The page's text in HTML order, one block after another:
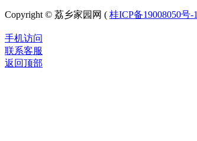
Copyright © 荔乡家园网 ( 桂ICP备19008050号-1
手机访问
联系客服
返回顶部